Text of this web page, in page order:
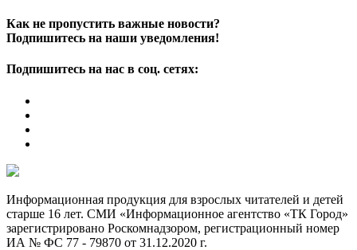
Как не пропустить важные новости?
Подпишитесь на наши уведомления!
Подпишитесь на нас в соц. сетях:
Информационная продукция для взрослых читателей и детей
старше 16 лет. СМИ «Информационное агентство «ТК Город»
зарегистрировано Роскомнадзором, регистрационный номер
ИА № ФС 77 - 79870 от 31.12.2020 г.